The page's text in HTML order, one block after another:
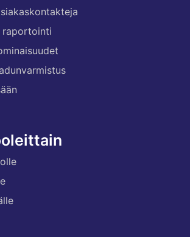
raportointi